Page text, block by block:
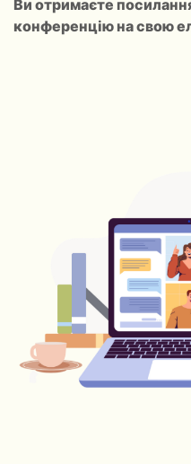
Ви отримаєте
конференцію на свою